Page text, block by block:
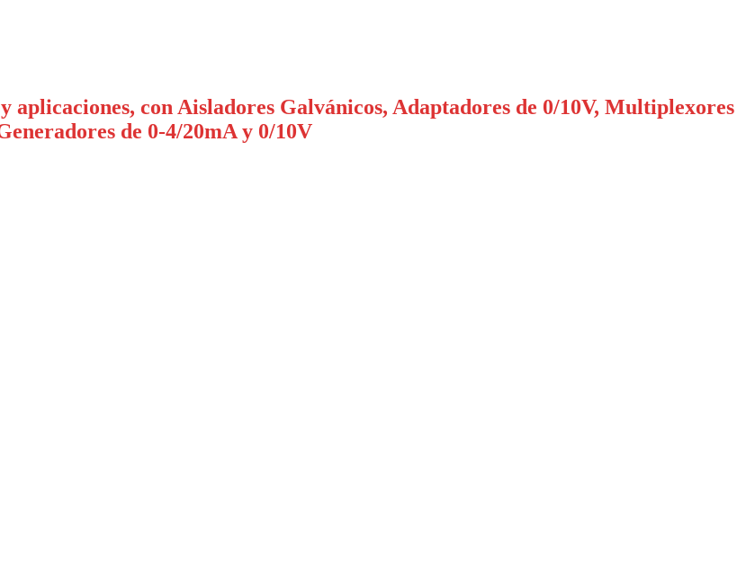
aplicaciones, con Aisladores Galvánicos, Adaptadores de 0/10V, Multiplexores
de 0-4/20mA y 0/10V